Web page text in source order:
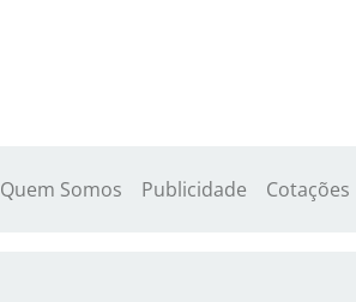
Quem Somos Publicidade Cotações